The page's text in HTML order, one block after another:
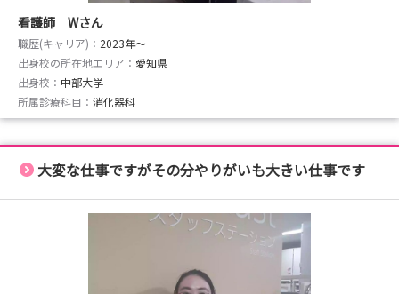
看護師 Wさん
職歴(キャリア)： 2023年〜
出身校の所在地エリア： 愛知県
出身校： 中部大学
所属診療科目： 消化器科
大変な仕事ですがその分やりがいも大きい仕事です